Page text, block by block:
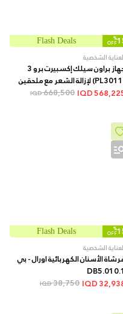
%
OFF
Flash Deals
الشخصية
جهاز براون سيلك إكسبيرت برو 3
(PL3011) لإزالة الشعر مع ملحقين
شفرة فينوس وحقيبة
668,500
IQD
%
OFF
Flash Deals
الشخصية
الأسنان الكهربائية اورال - بي
DB5.010.1
38,750
IQD